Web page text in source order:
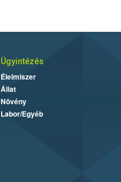
Ügyintézés
Élelmiszer
Állat
Növény
Labor/Egyéb